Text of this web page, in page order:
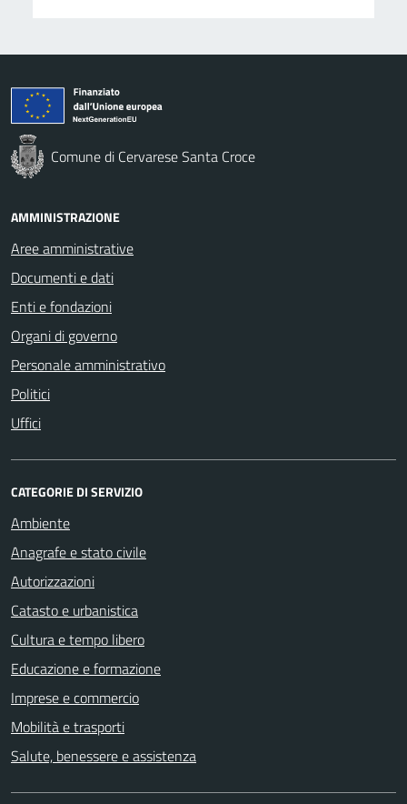
Comune di Cervarese Santa Croce
AMMINISTRAZIONE
Aree amministrative
Documenti e dati
Enti e fondazioni
Organi di governo
Personale amministrativo
Politici
Uffici
CATEGORIE DI SERVIZIO
Ambiente
Anagrafe e stato civile
Autorizzazioni
Catasto e urbanistica
Cultura e tempo libero
Educazione e formazione
Imprese e commercio
Mobilità e trasporti
Salute, benessere e assistenza